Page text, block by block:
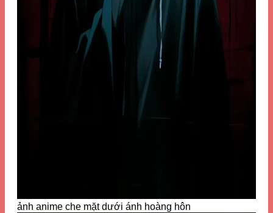
ảnh anime che mặt dưới ánh hoàng hôn